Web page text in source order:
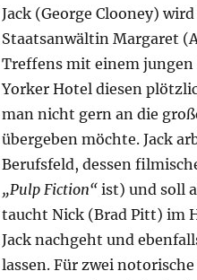
Jack (George Clooney)
Staatsanwältin Margaret
Treffens mit einem
Yorker Hotel diesen
man nicht gern an die
übergeben möchte. Jack
Berufsfeld, dessen
„Pulp Fiction“ist) und soll
taucht Nick (Brad Pitt) im
Jack nachgeht und
lassen. Für zwei